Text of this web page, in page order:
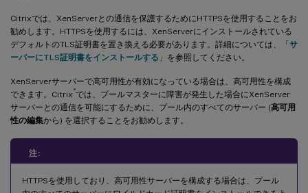
Citrixでは、XenServerとの通信を保護するためにHTTPSを使用することをお
勧めします。HTTPSを使用するには、XenServerにインストールされている
デフォルトのTLS証明書を置き換える必要があります。詳細については、「サ
ーバーにTLS証明書をインストールする 」を参照してください。
XenServerサーバーで高可用性が有効になっている場合は、高可用性を構成
できます。Citrix ®では、プールマスターに障害が発生した場合にXenServer
サーバーとの通信を可能にするために、プール内のすべてのサーバー (高可用
性の編集から) を選択することをお勧めします。
注:
HTTPSを使用しており、高可用性サーバーを構成する場合は、プール